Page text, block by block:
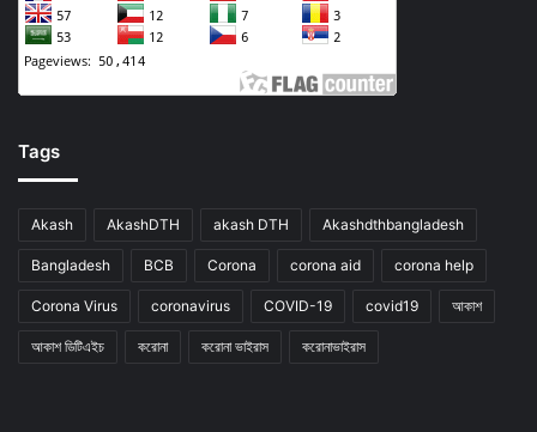
Tags
Akash AkashDTH akash DTH Akashdthbangladesh
Bangladesh BCB Corona corona aid corona help
Corona Virus coronavirus COVID-19 covid19 আকাশ
আকাশ ডিটিএইচ করোনা করোনা ভাইরাস করোনাভাইরাস